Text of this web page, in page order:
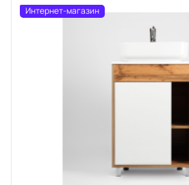
Интернет-магазин